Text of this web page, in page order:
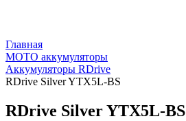
Главная
МОТО аккумуляторы
Аккумуляторы RDrive
RDrive Silver YTX5L-BS
RDrive Silver YTX5L-BS